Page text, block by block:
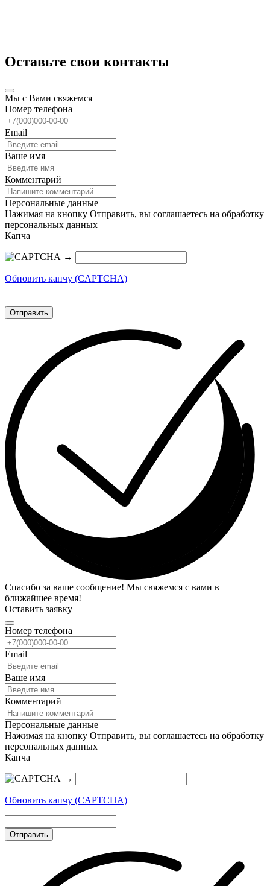
Оставьте свои контакты
Мы с Вами свяжемся
Номер телефона
Email
Ваше имя
Комментарий
Персональные данные
Нажимая на кнопку Отправить, вы соглашаетесь на обработку
персональных данных
Капча
→
Обновить капчу (CAPTCHA)
Отправить
Спасибо за ваше сообщение! Мы свяжемся с вами в
ближайшее время!
Оставить заявку
Номер телефона
Email
Ваше имя
Комментарий
Персональные данные
Нажимая на кнопку Отправить, вы соглашаетесь на обработку
персональных данных
Капча
→
Обновить капчу (CAPTCHA)
Отправить